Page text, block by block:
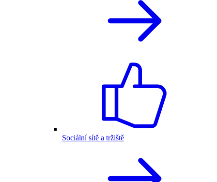
Sociální sítě a tržiště